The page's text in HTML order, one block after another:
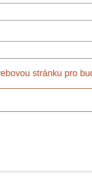
stránku pro